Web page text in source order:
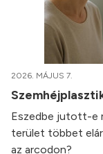
2026. MÁJUS 7.
Eszedbe jutott-e
terület többet
az arcodon?